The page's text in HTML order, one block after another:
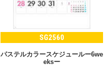
SG2560
パステルカラースケジュールー6we
eksー